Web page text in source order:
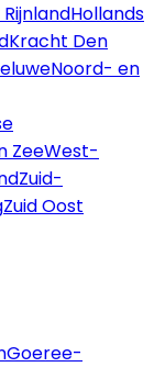
Hollands
Kracht Den
Noord- en
ZeeWest-
Zuid-
Zuid Oost
Goeree-